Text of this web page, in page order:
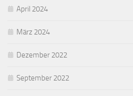
April 2024
März 2024
Dezember 2022
September 2022